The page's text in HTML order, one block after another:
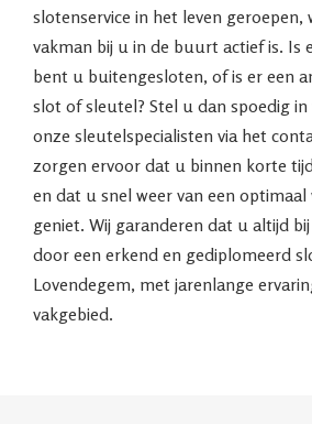
slotenservice in het leven geroepen,
vakman bij u in de buurt actief is. Is
bent u buitengesloten, of is er een
slot of sleutel? Stel u dan spoedig
onze sleutelspecialisten via het
zorgen ervoor dat u binnen korte
en dat u snel weer van een
geniet. Wij garanderen dat u altijd
door een erkend en gediplomeerd
Lovendegem, met jarenlange
vakgebied.